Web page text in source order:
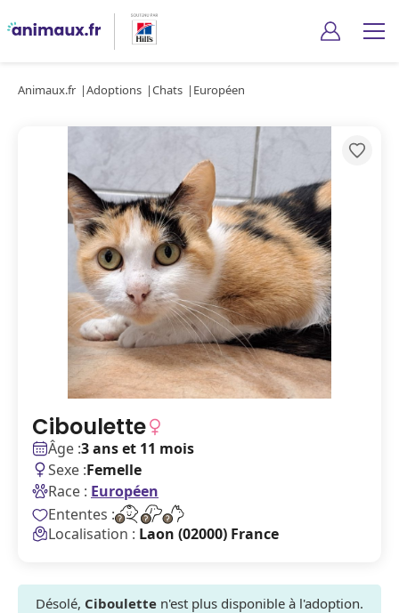
Animaux.fr Adoptions Chats Européen
Ciboulette
Âge :3 ans et 11 mois
Sexe :Femelle
Race : Européen
Ententes :
Localisation : Laon (02000) France
Désolé, Ciboulette n'est plus disponible à l'adoption.